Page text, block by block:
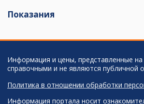
Показания
Информация и цены, представленные на
справочными и не являются публичной
Политика в отношении обработки
Информация портала носит